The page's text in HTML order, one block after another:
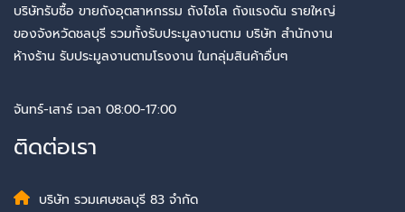
บริษัทรับซื้อ ขายถังอุตสาหกรรม ถังไซโล ถังแรงดัน รายใหญ่
ของจังหวัดชลบุรี รวมทั้งรับประมูลงานตาม บริษัท สำนักงาน
ห้างร้าน รับประมูลงานตามโรงงาน ในกลุ่มสินค้าอื่นๆ
จันทร์-เสาร์ เวลา 08:00-17:00
ติดต่อเรา
บริษัท รวมเศษชลบุรี 83 จำกัด